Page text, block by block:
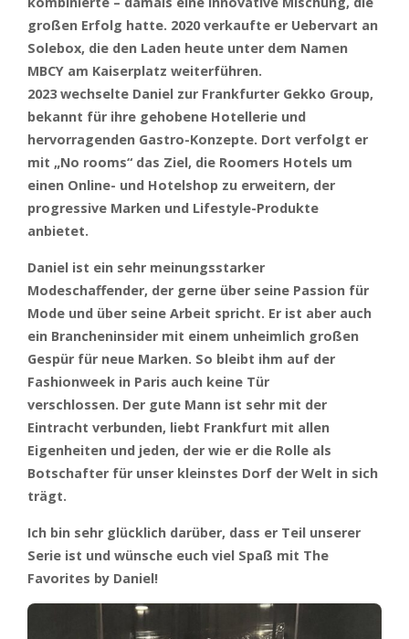
großen Erfolg hatte. 2020 verkaufte er Uebervart an
Solebox, die den Laden heute unter dem Namen
MBCY am Kaiserplatz weiterführen.
2023 wechselte Daniel zur Frankfurter Gekko Group,
bekannt für ihre gehobene Hotellerie und
hervorragenden Gastro-Konzepte. Dort verfolgt er
mit „No rooms“ das Ziel, die Roomers Hotels um
einen Online- und Hotelshop zu erweitern, der
progressive Marken und Lifestyle-Produkte
anbietet.
Daniel ist ein sehr meinungsstarker
Modeschaffender, der gerne über seine Passion für
Mode und über seine Arbeit spricht. Er ist aber auch
ein Brancheninsider mit einem unheimlich großen
Gespür für neue Marken. So bleibt ihm auf der
Fashionweek in Paris auch keine Tür
verschlossen. Der gute Mann ist sehr mit der
Eintracht verbunden, liebt Frankfurt mit allen
Eigenheiten und jeden, der wie er die Rolle als
Botschafter für unser kleinstes Dorf der Welt in sich
trägt.
Ich bin sehr glücklich darüber, dass er Teil unserer
Serie ist und wünsche euch viel Spaß mit The
Favorites by Daniel!